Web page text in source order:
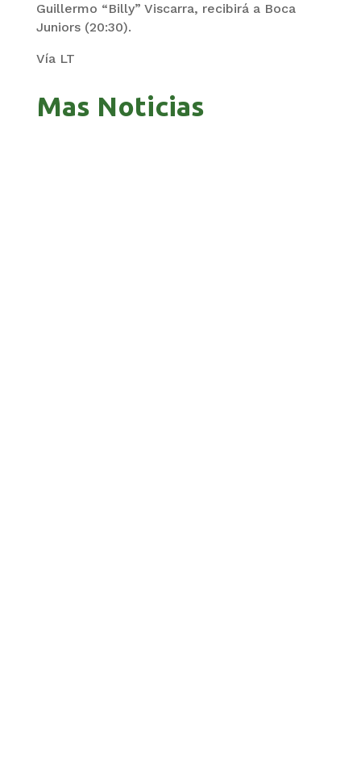
Guillermo “Billy” Viscarra, recibirá a Boca
Juniors (20:30).
Vía LT
Mas Noticias